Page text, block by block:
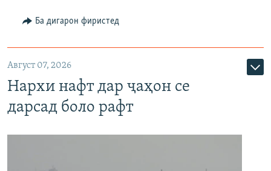
Ба дигарон фиристед
Август 07, 2026
Нархи нафт дар ҷаҳон се
дарсад боло рафт